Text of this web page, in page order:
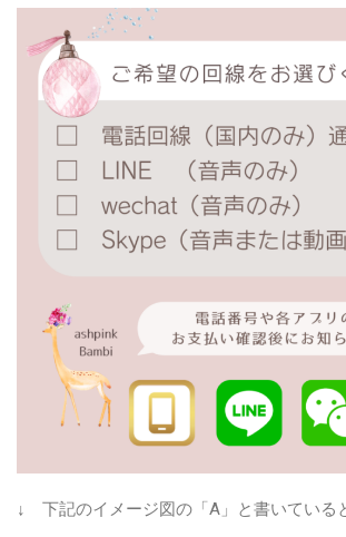
↓ 下記のイメージ図の「A」と書いている